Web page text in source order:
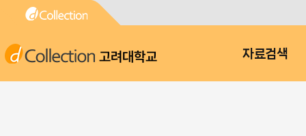
고려대학교 자료검색